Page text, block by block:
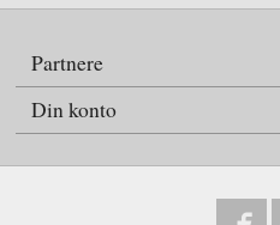
Partnere
Din konto